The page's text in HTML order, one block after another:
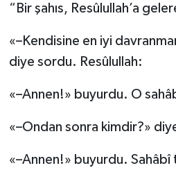
“Bir şahıs, Resûlullah’a
«–Kendisine en iyi
diye sordu. Resûlullah:
«–Annen!» buyurdu. O
«–Ondan sonra kimdir?»
«–Annen!» buyurdu. Sahâbî